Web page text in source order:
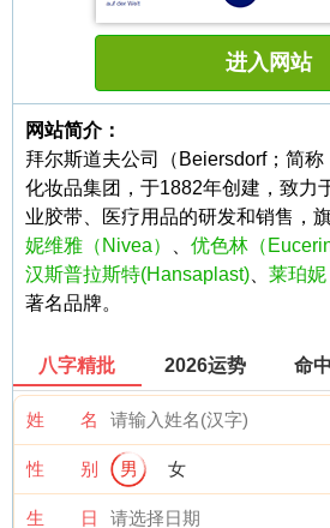
进入网站
网站简介：
拜尔斯道夫公司（Beiersdorf；简
化妆品集团，于1882年创建，致力
业胶带、医疗用品的研发和销售，
妮维雅（Nivea）
优色林（Eucerin
汉斯普拉斯特(Hansaplast)
莱珀妮
著名品牌。
八字精批 2026运势 命
姓 名
性 别 男 女
生 日